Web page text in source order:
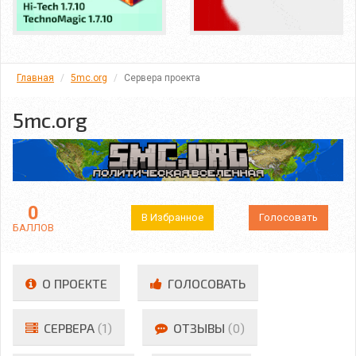
Главная 5mc.org Сервера проекта
5mc.org
0
БАЛЛОВ
В Избранное Голосовать
О ПРОЕКТЕ ГОЛОСОВАТЬ
СЕРВЕРА (1) ОТЗЫВЫ (0)